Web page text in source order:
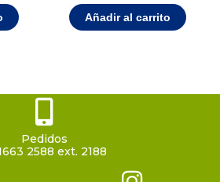
Añadir al carrito
Pedidos
2588 ext. 2188